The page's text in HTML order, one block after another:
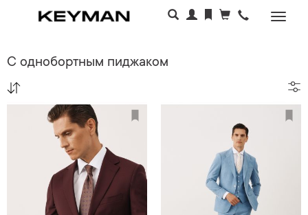
С однобортным пиджаком